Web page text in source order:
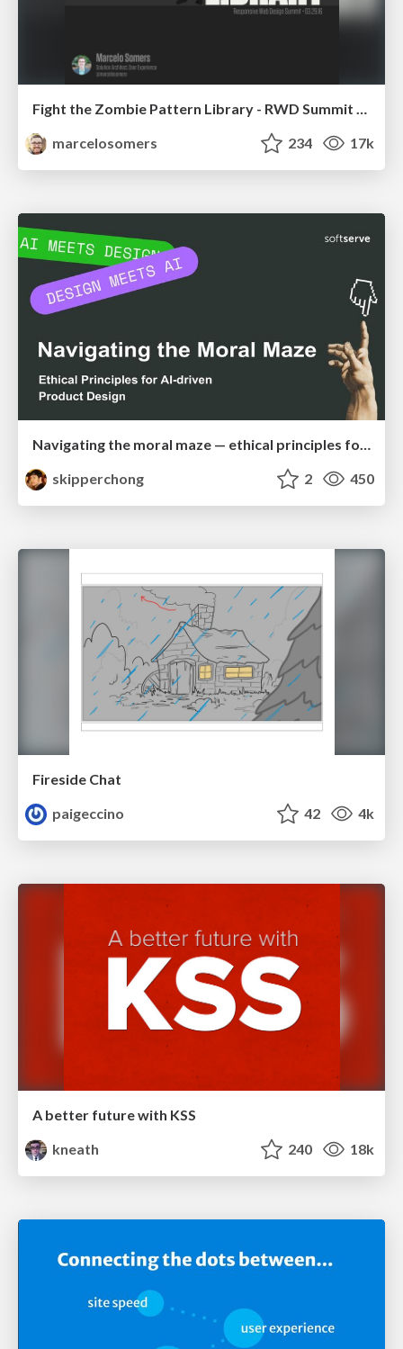
Fight the Zombie Pattern Library - RWD Summit 2016
marcelosomers
234 17k
Navigating the moral maze — ethical principles for Al-driven product design
skipperchong
2 450
Fireside Chat
paigeccino
42 4k
A better future with KSS
kneath
240 18k